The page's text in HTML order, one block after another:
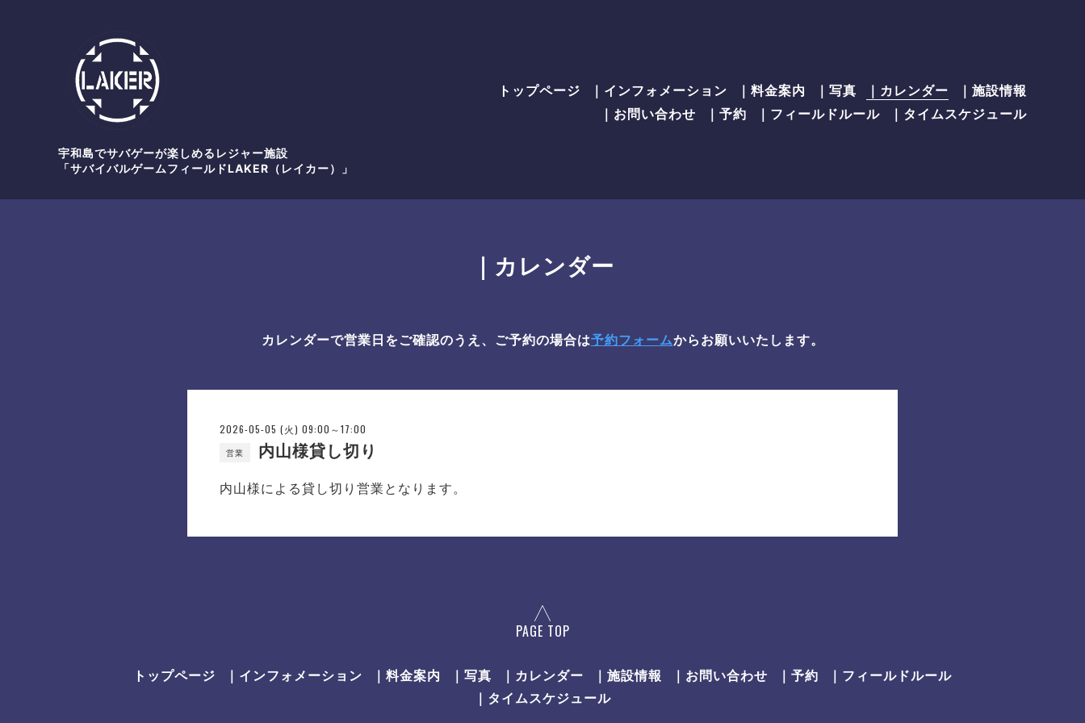
宇和島でサバゲーが楽しめるレジャー施設
「サバイバルゲームフィールドLAKER（レイカー）」
トップページ ｜インフォメーション ｜料金案内 ｜写真 ｜カレンダー
｜施設情報
｜お問い合わせ
｜予約 ｜フィールドルール ｜タイムスケジュール
｜カレンダー
カレンダーで営業日をご確認のうえ、ご予約の場合は予約フォームからお願いいたします。
2026-05-05 (火) 09:00～17:00
営業 内山様貸し切り
内山様による貸し切り営業となります。
PAGE TOP
トップページ ｜インフォメーション ｜料金案内 ｜写真 ｜カレンダー ｜施設情報 ｜お問い合わせ ｜予約
｜フィールドルール
｜タイムスケジュール